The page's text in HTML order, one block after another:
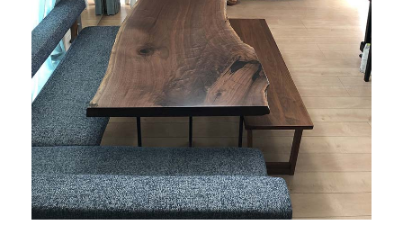
WEBカタログ
全商品一覧
新入荷情報